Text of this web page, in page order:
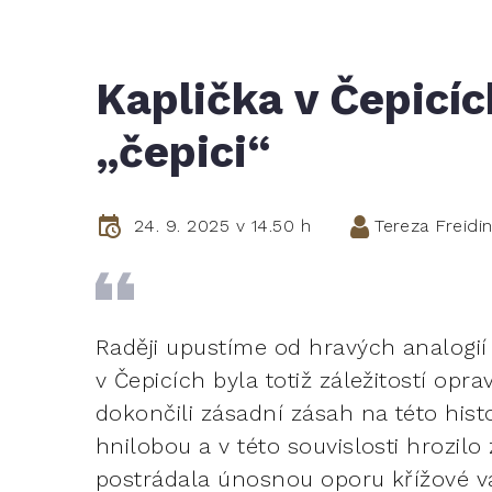
Kaplička v
„čepici“
24. 9. 2025 v 14.50 h Tereza
Raději upustíme od hravých
v Čepicích byla totiž záležitostí
dokončili zásadní zásah na této
hnilobou a v této souvislosti hrozilo
postrádala únosnou oporu křížové